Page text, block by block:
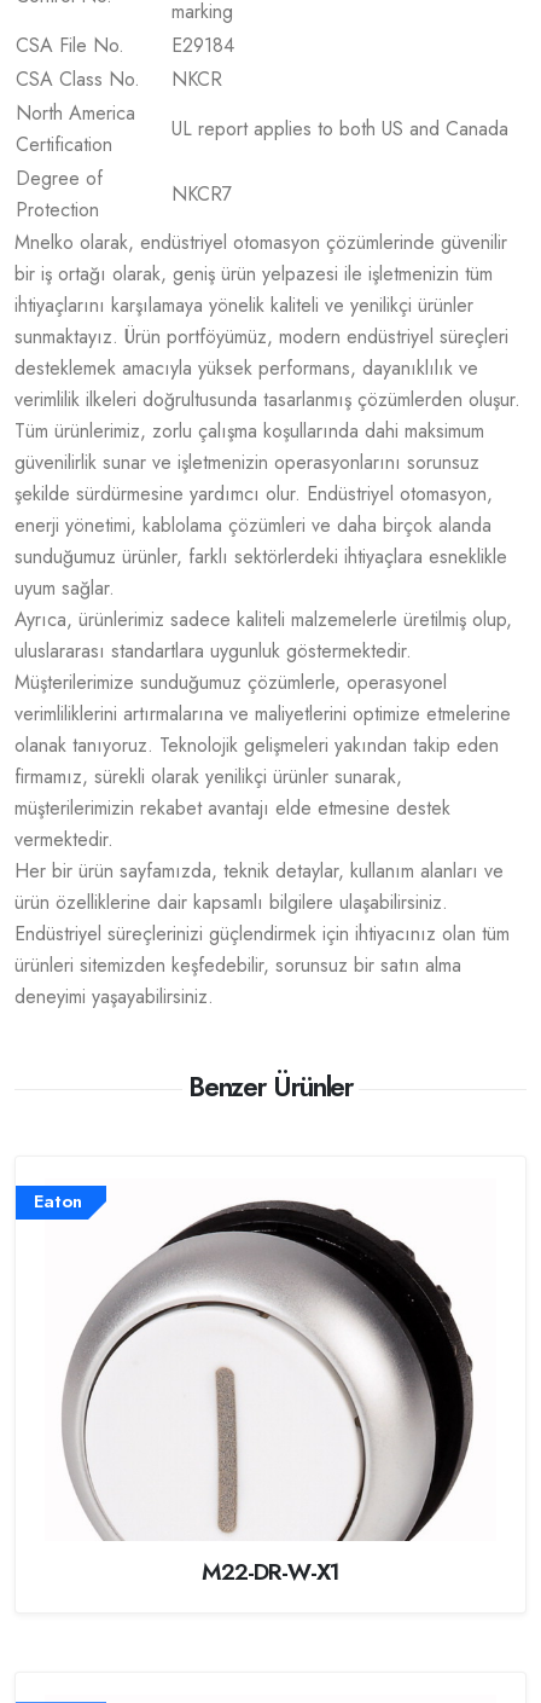
marking
CSA File No.
E29184
CSA Class No.
NKCR
North America
Certification
UL report applies to both US and Canada
Degree of
Protection
NKCR7
Mnelko olarak, endüstriyel otomasyon çözümlerinde güvenilir
bir iş ortağı olarak, geniş ürün yelpazesi ile işletmenizin tüm
ihtiyaçlarını karşılamaya yönelik kaliteli ve yenilikçi ürünler
sunmaktayız. Ürün portföyümüz, modern endüstriyel süreçleri
desteklemek amacıyla yüksek performans, dayanıklılık ve
verimlilik ilkeleri doğrultusunda tasarlanmış çözümlerden oluşur.
Tüm ürünlerimiz, zorlu çalışma koşullarında dahi maksimum
güvenilirlik sunar ve işletmenizin operasyonlarını sorunsuz
şekilde sürdürmesine yardımcı olur. Endüstriyel otomasyon,
enerji yönetimi, kablolama çözümleri ve daha birçok alanda
sunduğumuz ürünler, farklı sektörlerdeki ihtiyaçlara esneklikle
uyum sağlar.
Ayrıca, ürünlerimiz sadece kaliteli malzemelerle üretilmiş olup,
uluslararası standartlara uygunluk göstermektedir.
Müşterilerimize sunduğumuz çözümlerle, operasyonel
verimliliklerini artırmalarına ve maliyetlerini optimize etmelerine
olanak tanıyoruz. Teknolojik gelişmeleri yakından takip eden
firmamız, sürekli olarak yenilikçi ürünler sunarak,
müşterilerimizin rekabet avantajı elde etmesine destek
vermektedir.
Her bir ürün sayfamızda, teknik detaylar, kullanım alanları ve
ürün özelliklerine dair kapsamlı bilgilere ulaşabilirsiniz.
Endüstriyel süreçlerinizi güçlendirmek için ihtiyacınız olan tüm
ürünleri sitemizden keşfedebilir, sorunsuz bir satın alma
deneyimi yaşayabilirsiniz.
Benzer Ürünler
Eaton
M22-DR-W-X1